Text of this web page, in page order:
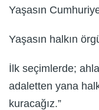
Yaşasın
Yaşasın halkın
İlk seçimlerde;
adaletten yana
kuracağız.”